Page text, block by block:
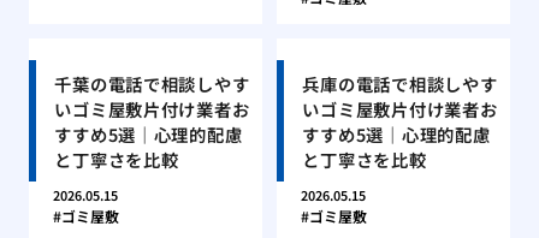
千葉の電話で相談しやす
いゴミ屋敷片付け業者お
すすめ5選｜心理的配慮
と丁寧さを比較
2026.05.15
ゴミ屋敷
兵庫の電話で相談しやす
いゴミ屋敷片付け業者お
すすめ5選｜心理的配慮
と丁寧さを比較
2026.05.15
ゴミ屋敷